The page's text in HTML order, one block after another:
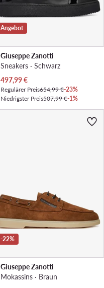
Angebot
Giuseppe Zanotti
Sneakers · Schwarz
Aktueller Preis
497,99€
Regulärer Preis654,99 €-23%
Niedrigster Preis507,99 €-1%
-22%
Giuseppe Zanotti
Mokassins · Braun